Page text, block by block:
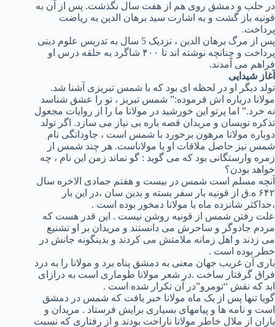
در حلب و دمشق روی هم از هفت سال نگذشت. پس از آن به
قونیه باز گشت و به اشارت سید برهان الدین به ریاضت
پرداخت.
پس از مرگ برهان الدین ، نزدیک 5 سال به تدریس علوم دینی
پرداخت و چنانچه نوشته اند تا ۴۰۰ شاگرد به حلقه درس او
فراهم می آمدند.
آغاز شیدایی
تولد دیگر او در لحظه ای بود که با شمس تبریزی آشنا شد.
مولانا درباره اش فرموده:” شمس تبریز ، تو را عشق شناسد
نه خرد.” اما پرتو این خورشید در مولانا ما را از روایات مجعول
تذکره نویسان و مریدان قصه باره بی نیاز می سازد. اگر تولد
دوباره مولانا مرهون برخورد با شمس است ، جاودانگی نام
شمس نیز حاصل ملاقات او با مولاناست. هر چند شمس از
زمره وارستگانی بود که می گوید : گو نماند زمن این نام ، چه
خواهد بودن؟
آنچه مسلم است شمس در بیست و هفتم جمادی الاخره سال
۶۴۲ ه.ق از قونیه بار سفر بسته و بدین سان ،در این بار
،حداکثر شانزده ماه با مولانا دمخور بوده است .
علت رفتن شمس از قونیه روشن نیست . این قدر هست که
مردم جادوگر و ساحرش می دانستند و مریدان بر او تشنیع
می زدند و اهل زمانه ملامتش می کردند و بدینگونه جانش در
خطر بوده است .
باری آن غریب جهان معنی به دمشق پناه برد و مولانا را به درد
فراق گرفتار ساخت .در شعر مولانا طوماری است به درازای
ابد که نقش “تومرو”در آن تکرار شده است .
گويا تنها پس از یک ماه مولانا خبر یافت که شمس در دمشق
است و نامه ها و پیامهای بسیاری برایش فرستاد . مریدان و
یاران از ملال خاطر مولانا ناراحت بودند و از رفتاری که نسبت